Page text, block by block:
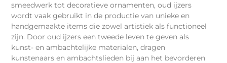
smeedwerk tot decoratieve ornamenten, oud ijzers
wordt vaak gebruikt in de productie van unieke en
handgemaakte items die zowel artistiek als functioneel
zijn. Door oud ijzers een tweede leven te geven als
kunst- en ambachtelijke materialen, dragen
kunstenaars en ambachtslieden bij aan het bevorderen